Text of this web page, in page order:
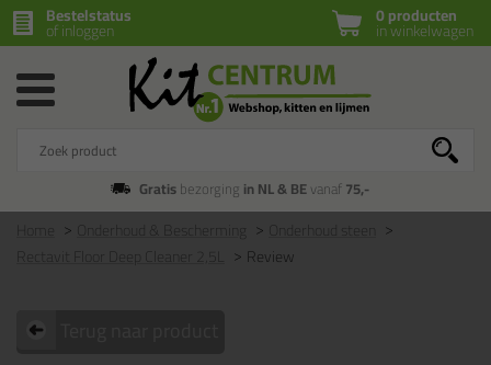
0 producten
in winkelwagen
Bestelstatus
of inloggen
Gratisbezorging in NL & BEvanaf75,-
Rectavit Floor Deep Cleaner 2,5L
Review